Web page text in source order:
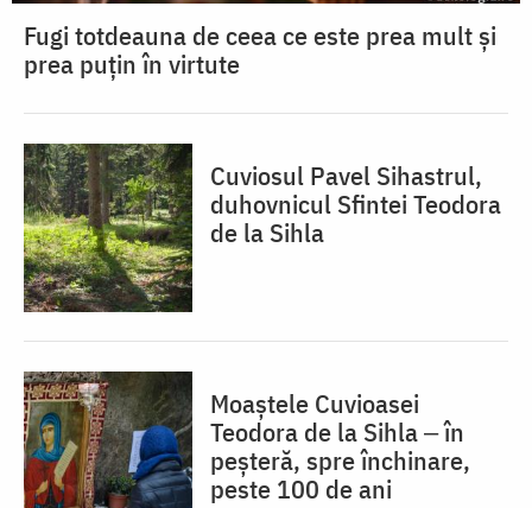
Fugi totdeauna de ceea ce este prea mult și
prea puțin în virtute
Cuviosul Pavel Sihastrul,
duhovnicul Sfintei Teodora
de la Sihla
Moaștele Cuvioasei
Teodora de la Sihla ‒ în
peșteră, spre închinare,
peste 100 de ani